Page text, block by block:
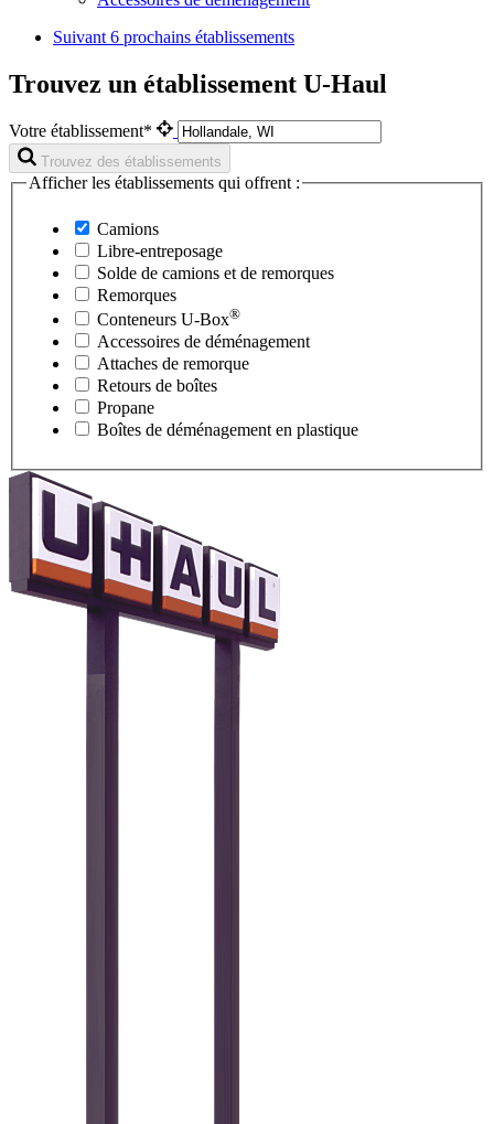
Suivant 6 prochains établissements
Trouvez un établissement U-Haul
Votre établissement*
Trouvez des établissements
Afficher les établissements qui offrent :
Camions
Libre-entreposage
Solde de camions et de remorques
Remorques
Conteneurs U-Box®
Accessoires de déménagement
Attaches de remorque
Retours de boîtes
Propane
Boîtes de déménagement en plastique